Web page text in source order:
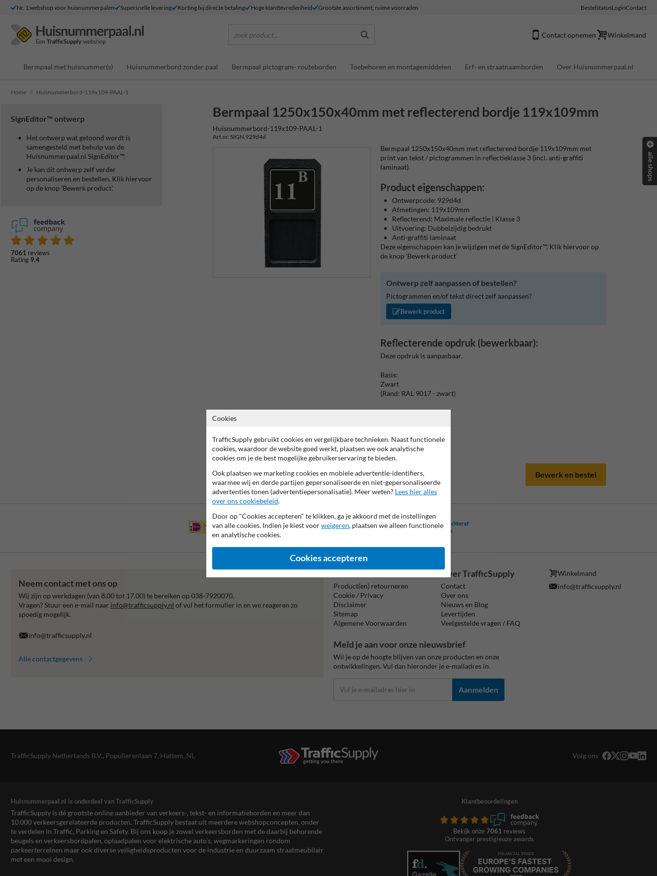
Nr. 1 webshop voor huisnummerpalen Supersnelle levering Korting bij directe betaling Hoge klanttevredenheid Grootste assortiment, ruime voorraden BestelstatusLoginContact
zoek product... Contact opnemen Winkelmand
Bermpaal met huisnummer(s) Huisnummerbord zonder paal Bermpaal pictogram- routeborden Toebehoren en montagemiddelen Erf- en straatnaamborden Over Huisnummerpaal.nl
Home Huisnummerbord-119x109-PAAL-1
SignEditor™ ontwerp
Het ontwerp wat getoond wordt is
samengesteld met behulp van de
Huisnummerpaal.nl SignEditor™.
Je kan dit ontwerp zelf verder
personaliseren en bestellen. Klik hiervoor
op de knop 'Bewerk product'.
7061 reviews
Rating 9.4
Bermpaal 1250x150x40mm met reflecterend bordje 119x109mm
Huisnummerbord-119x109-PAAL-1
Art.nr. SIGN.929d4d
Bermpaal 1250x150x40mm met reflecterend bordje 119x109mm met
print van tekst / pictogrammen in reflectieklasse 3 (incl. anti-graffiti
laminaat).
Product eigenschappen:
Ontwerpcode: 929d4d
Afmetingen: 119x109mm
Reflecterend: Maximale reflectie | Klasse 3
Uitvoering: Dubbelzijdig bedrukt
Anti-graffiti laminaat
Deze eigenschappen kan je wijzigen met de SignEditor™. Klik hiervoor op
de knop 'Bewerk product'
Ontwerp zelf aanpassen of bestellen?
Pictogrammen en/of tekst direct zelf aanpassen?
Bewerk product
Reflecterende opdruk (bewerkbaar):
Deze opdruk is aanpasbaar.
Basis:
Zwart
(Rand: RAL 9017 - zwart)
Kaderrand:
Tekstvlak:
11B.
Bewerk en bestel
Betaling achteraf
is mogelijk
Neem contact met ons op
Wij zijn op werkdagen (van 8.00 tot 17.00) te bereiken op 038-7920070.
Vragen? Stuur een e-mail naar info@trafficsupply.nl of vul het formulier in en we reageren zo
spoedig mogelijk.
info@trafficsupply.nl
Alle contactgegevens
Product(en) retourneren
Cookie / Privacy
Disclaimer
Sitemap
Algemene Voorwaarden
Over TrafficSupply
Contact
Over ons
Nieuws en Blog
Levertijden
Veelgestelde vragen / FAQ
Winkelmand
info@trafficsupply.nl
Meld je aan voor onze nieuwsbrief
Wil je op de hoogte blijven van onze producten en onze
ontwikkelingen. Vul dan hieronder je e-mailadres in.
Aanmelden
TrafficSupply Netherlands B.V., Populierenlaan 7, Hattem, NL Volg ons
Huisnummerpaal.nl is onderdeel van TrafficSupply
TrafficSupply is dé grootste online aanbieder van verkeers-, tekst- en informatieborden en meer dan
10.000 verkeersgerelateerde producten. TrafficSupply bestaat uit meerdere webshopconcepten, onder
te verdelen in Traffic, Parking en Safety. Bij ons koop je zowel verkeersborden met de daarbij behorende
beugels en verkeersbordpalen, oplaadpalen voor elektrische auto’s, wegmarkeringen rondom
parkeerterreinen maar ook diverse veiligheidsproducten voor de industrie en duurzaam straatmeubilair
met een mooi design.
Klantbeoordelingen
Bekijk onze 7061 reviews
Ontvanger prestigieuze awards
alle shops
Cookies
TrafficSupply gebruikt cookies en vergelijkbare technieken. Naast functionele
cookies, waardoor de website goed werkt, plaatsen we ook analytische
cookies om je de best mogelijke gebruikerservaring te bieden.
Ook plaatsen we marketing cookies en mobiele advertentie-identifiers,
waarmee wij en derde partijen gepersonaliseerde en niet-gepersonaliseerde
advertenties tonen (advertentiepersonalisatie). Meer weten? Lees hier alles
over ons cookiebeleid.
Door op "Cookies accepteren" te klikken, ga je akkoord met de instellingen
van alle cookies. Indien je kiest voorweigeren, plaatsen we alleen functionele
en analytische cookies.
Cookies accepteren